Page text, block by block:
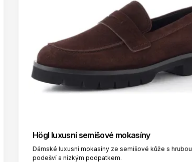
Högl luxusní semišové mokasíny
Dámské luxusní mokasíny ze semišové kůže s hrubou
podešví a nízkým podpatkem.